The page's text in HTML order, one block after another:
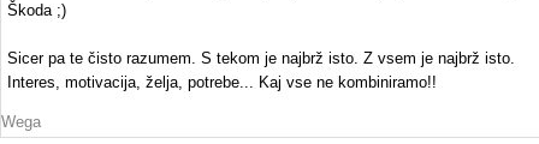
Škoda ;)
Sicer pa te čisto razumem. S tekom je najbrž isto. Z vsem je najbrž isto.
Interes, motivacija, želja, potrebe... Kaj vse ne kombiniramo!!
Wega